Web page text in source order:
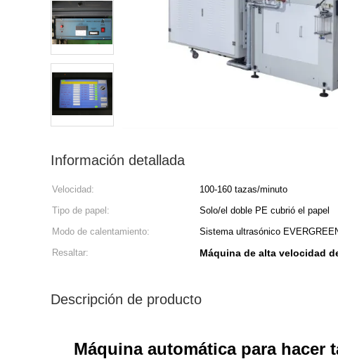
Información detallada
Velocidad: 100-160 tazas/minuto
Tipo de papel:
Solo/el doble PE cubrió el papel
Modo de calentamiento:
Sistema ultrasónico
Resaltar:
Máquina de alta velocidad
Descripción de producto
Máquina automática para hacer